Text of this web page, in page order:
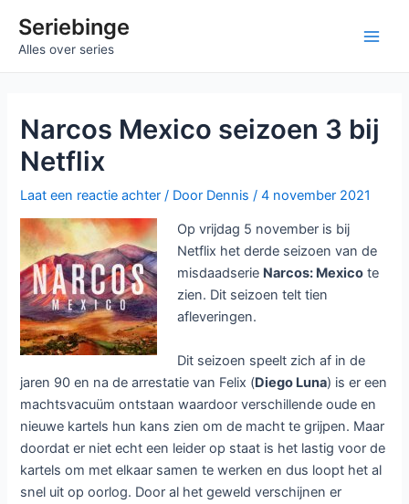
naarSeriebinge
Alles over series
Narcos Mexico seizoen 3 bij
Netflix
Laat een reactie achter / Door Dennis/4 november 2021
Op vrijdag 5 november is bij
Netflix het derde seizoen van de
misdaadserie Narcos: Mexico te
zien. Dit seizoen telt tien
afleveringen.
Dit seizoen speelt zich af in de
jaren 90 en na de arrestatie van Felix (Diego Luna) is er een
machtsvacuüm ontstaan waardoor verschillende oude en
nieuwe kartels hun kans zien om de macht te grijpen. Maar
doordat er niet echt een leider op staat is het lastig voor de
kartels om met elkaar samen te werken en dus loopt het al
snel uit op oorlog. Door al het geweld verschijnen er